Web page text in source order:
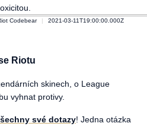
Codebear 2021-03-11T19:00:00.000Z
Riotu
skinech, o League
vyhnat protivy.
své dotazy! Jedna otázka